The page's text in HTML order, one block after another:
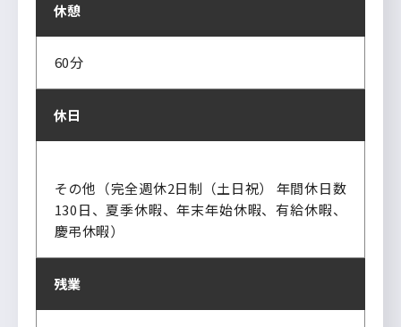
休憩
60分
休日
その他（完全週休2日制（土日祝） 年間休日数
130日、夏季休暇、年末年始休暇、有給休暇、
慶弔休暇）
残業